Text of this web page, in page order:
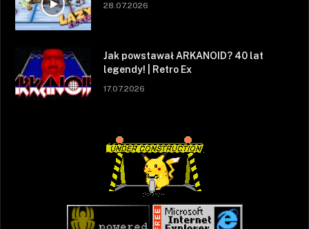
28.07.2026
Jak powstawał ARKANOID? 40 lat
legendy! | Retro Ex
17.07.2026